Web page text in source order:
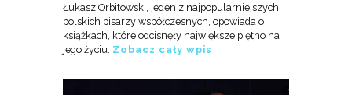
Łukasz Orbitowski, jeden z najpopularniejszych
polskich pisarzy współczesnych, opowiada o
książkach, które odcisnęły największe piętno na
jego życiu. Zobacz cały wpis